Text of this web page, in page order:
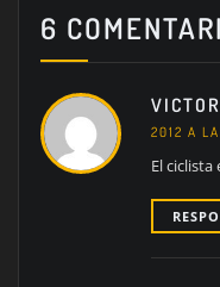
6
2012 A
El